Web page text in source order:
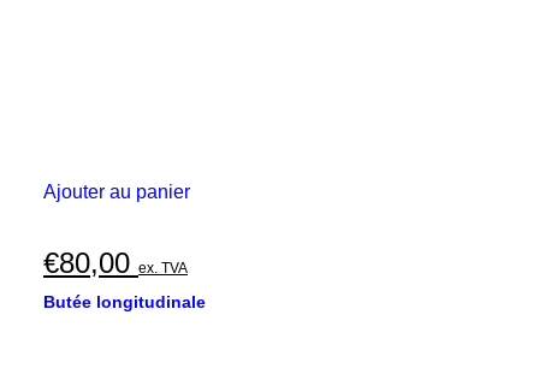
Ajouter au panier
€80,00 ex. TVA
Butée longitudinale